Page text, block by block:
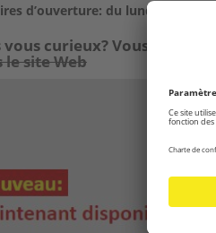
d’ouverture: du lundi au
vous curieux? Vous
le site Web